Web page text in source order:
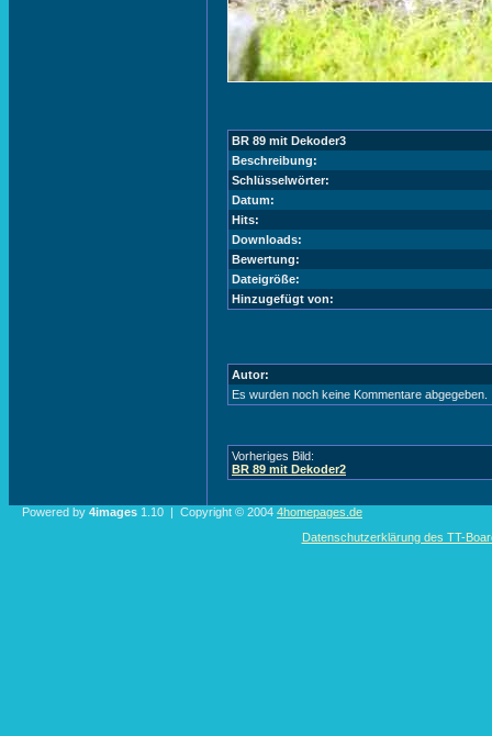
BR 89 mit Dekoder3
Beschreibung:
Schlüsselwörter:
Datum:
Hits:
Downloads:
Bewertung:
Dateigröße:
Hinzugefügt von:
Autor:
Es wurden noch keine Kommentare abgegeben.
Vorheriges Bild:
BR 89 mit Dekoder2
Powered by 4images 1.10 | Copyright © 2004 4homepages.de
Datenschutzerklärung des TT-